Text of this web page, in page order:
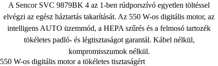
A Sencor SVC 9879BK 4 az 1-ben rúdporszívó egyetlen töltéssel
elvégzi az egész háztartás takarítását. Az 550 W-os digitális motor, az
intelligens AUTO üzemmód, a HEPA szűrés és a felmosó tartozék
tökéletes padló- és légtisztaságot garantál. Kábel nélkül,
kompromisszumok nélkül.
550 W-os digitális motor a tökéletes tisztaságért